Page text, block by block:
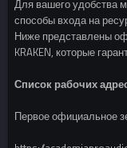
Для вашего удобства
способы входа на
Ниже представлены
KRAKEN, которые
Список рабочих
Первое официальное